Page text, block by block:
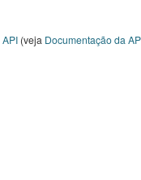
API(veja Documentação da